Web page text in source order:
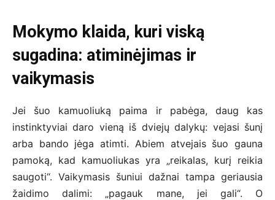
Mokymo klaida, kuri viską
sugadina: atiminėjimas ir
vaikymasis
Jei šuo kamuoliuką paima ir pabėga, daug kas
instinktyviai daro vieną iš dviejų dalykų: vejasi šunį
arba bando jėga atimti. Abiem atvejais šuo gauna
pamoką, kad kamuoliukas yra „reikalas, kurį reikia
saugoti“. Vaikymasis šuniui dažnai tampa geriausia
žaidimo dalimi: „pagauk mane, jei gali“. O